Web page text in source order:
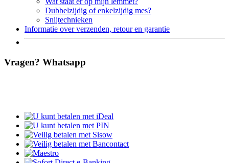
Dubbelzijdig of enkelzijdig mes?
Snijtechnieken
Informatie over verzenden, retour en garantie
Vragen? Whatsapp